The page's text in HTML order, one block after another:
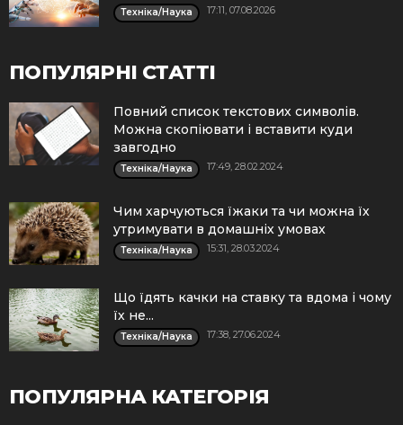
Техніка/Наука 17:11, 07.08.2026
ПОПУЛЯРНІ СТАТТІ
Повний список текстових символів.
Можна скопіювати і вставити куди
завгодно
Техніка/Наука 17:49, 28.02.2024
Чим харчуються їжаки та чи можна їх
утримувати в домашніх умовах
Техніка/Наука 15:31, 28.03.2024
Що їдять качки на ставку та вдома і чому
їх не...
Техніка/Наука 17:38, 27.06.2024
ПОПУЛЯРНА КАТЕГОРІЯ